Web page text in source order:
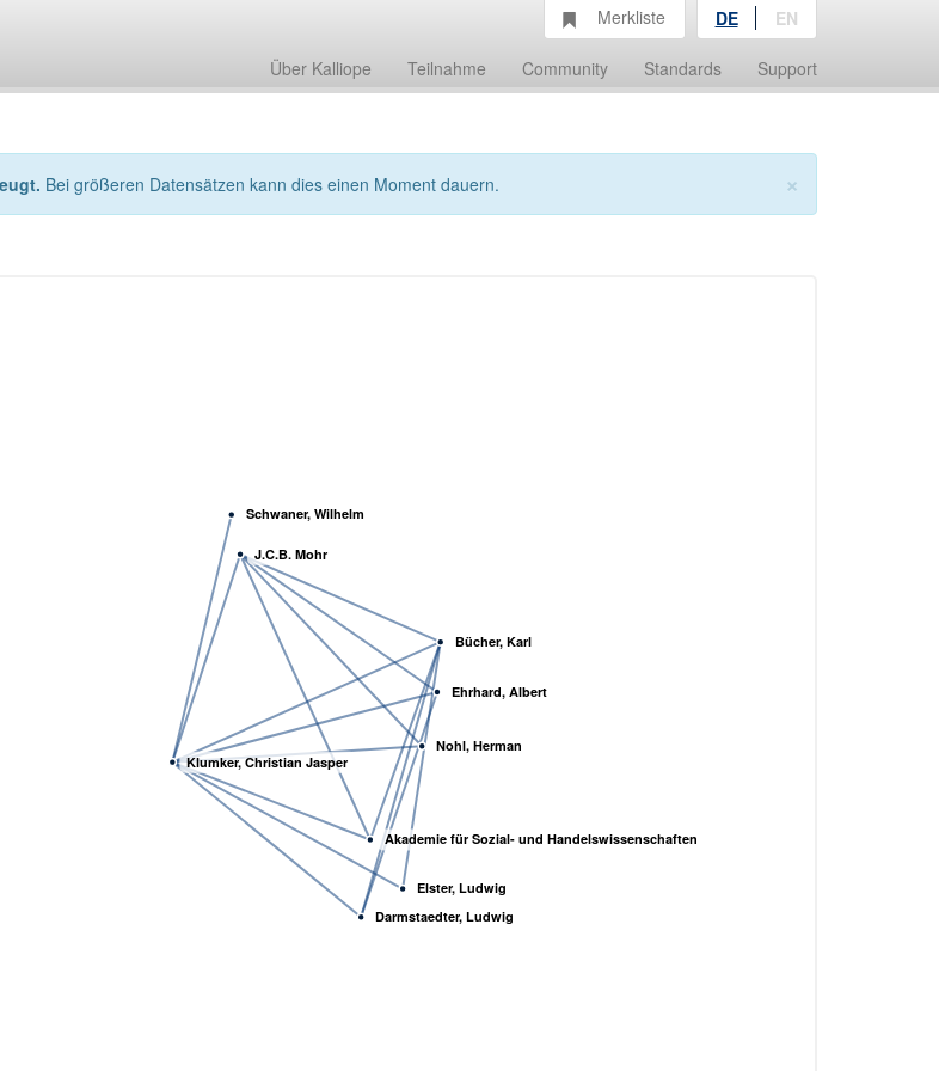
Über Kalliope Teilnahme Community Standards Support
Merkliste DE EN
×
Bei größeren Datensätzen kann dies einen Moment dauern.
Bücher, Karl
Darmstaedter, Ludwig
Ehrhard, Albert
Klumker, Christian Jasper
Elster, Ludwig
J.C.B. Mohr
Nohl, Herman
Akademie für Sozial- und Handelswissenschaften
Schwaner, Wilhelm